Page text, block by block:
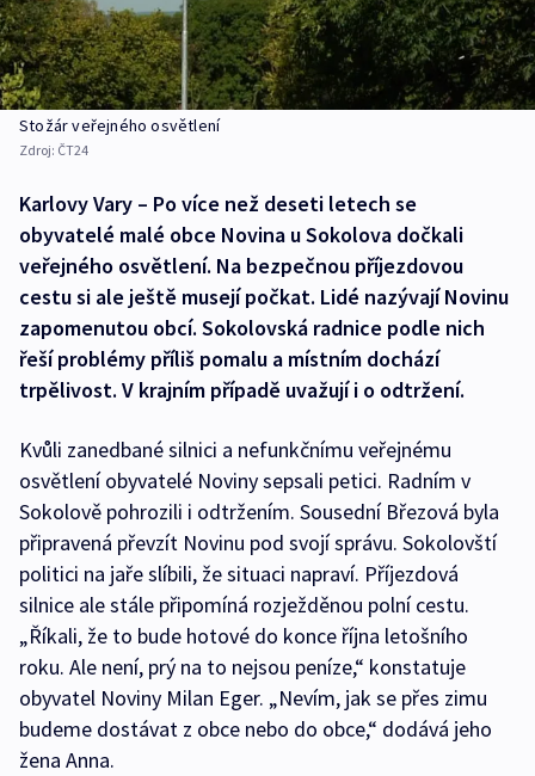
Stožár veřejného osvětlení
Zdroj: ČT24
Karlovy Vary – Po více než deseti letech se
obyvatelé malé obce Novina u Sokolova dočkali
veřejného osvětlení. Na bezpečnou příjezdovou
cestu si ale ještě musejí počkat. Lidé nazývají Novinu
zapomenutou obcí. Sokolovská radnice podle nich
řeší problémy příliš pomalu a místním dochází
trpělivost. V krajním případě uvažují i o odtržení.
Kvůli zanedbané silnici a nefunkčnímu veřejnému
osvětlení obyvatelé Noviny sepsali petici. Radním v
Sokolově pohrozili i odtržením. Sousední Březová byla
připravená převzít Novinu pod svojí správu. Sokolovští
politici na jaře slíbili, že situaci napraví. Příjezdová
silnice ale stále připomíná rozježděnou polní cestu.
„Říkali, že to bude hotové do konce října letošního
roku. Ale není, prý na to nejsou peníze,“ konstatuje
obyvatel Noviny Milan Eger. „Nevím, jak se přes zimu
budeme dostávat z obce nebo do obce,“ dodává jeho
žena Anna.